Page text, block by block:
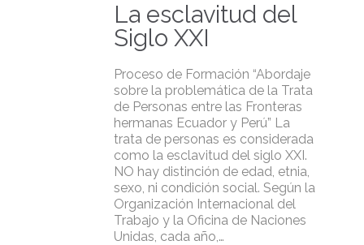
La esclavitud del
Siglo XXI
Proceso de Formación “Abordaje
sobre la problemática de la Trata
de Personas entre las Fronteras
hermanas Ecuador y Perú” La
trata de personas es considerada
como la esclavitud del siglo XXI.
NO hay distinción de edad, etnia,
sexo, ni condición social. Según la
Organización Internacional del
Trabajo y la Oficina de Naciones
Unidas, cada año,…